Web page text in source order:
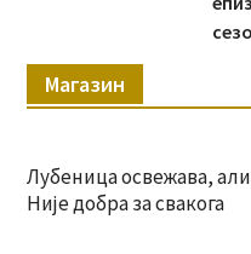
Магазин
Лубеница освежава,
Није добра за свакога